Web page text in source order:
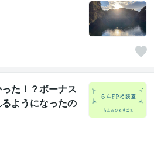
た！？ボーナス
ようになったの